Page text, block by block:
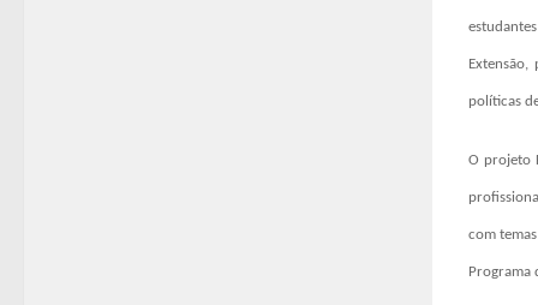
políticas
O projeto
com
Programa